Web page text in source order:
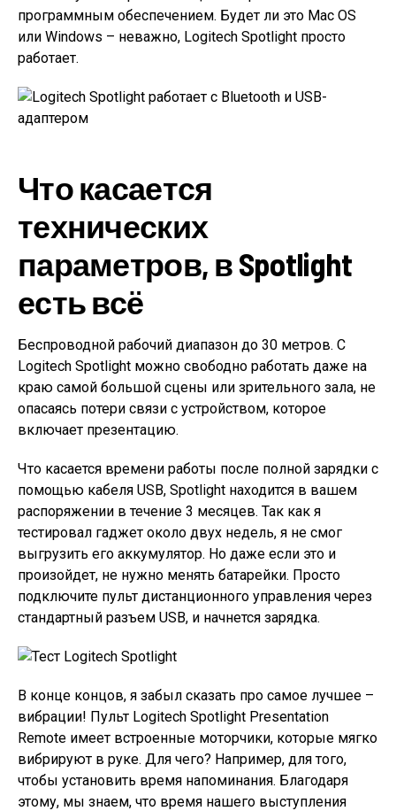
программным обеспечением. Будет ли это Mac OS
или Windows – неважно, Logitech Spotlight просто
работает.
Что касается
технических
параметров, в Spotlight
есть всё
Беспроводной рабочий диапазон до 30 метров. С
Logitech Spotlight можно свободно работать даже на
краю самой большой сцены или зрительного зала, не
опасаясь потери связи с устройством, которое
включает презентацию.
Что касается времени работы после полной зарядки с
помощью кабеля USB, Spotlight находится в вашем
распоряжении в течение 3 месяцев. Так как я
тестировал гаджет около двух недель, я не смог
выгрузить его аккумулятор. Но даже если это и
произойдет, не нужно менять батарейки. Просто
подключите пульт дистанционного управления через
стандартный разъем USB, и начнется зарядка.
В конце концов, я забыл сказать про самое лучшее –
вибрации! Пульт Logitech Spotlight Presentation
Remote имеет встроенные моторчики, которые мягко
вибрируют в руке. Для чего? Например, для того,
чтобы установить время напоминания. Благодаря
этому, мы знаем, что время нашего выступления